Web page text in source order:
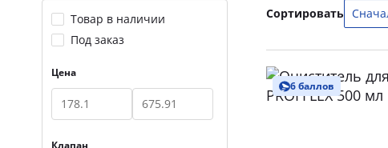
Товар в наличии
Под заказ
Цена
Клапан
Сортировать
6 баллов